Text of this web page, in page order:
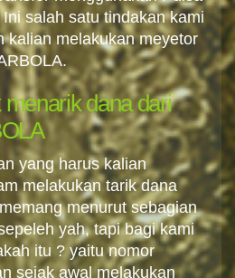
salah satu tindakan kami
kalian melakukan meyetor
menarik dana dari
yang harus kalian
melakukan tarik dana
menurut sebagian
yah, tapi bagi kami
itu ? yaitu nomor
sejak awal melakukan